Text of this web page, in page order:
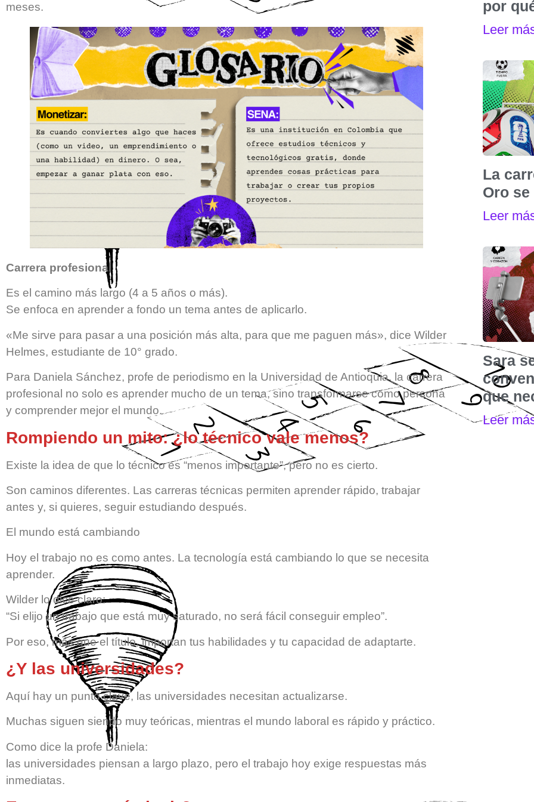
meses.
Carrera profesional
Es el camino más largo (4 a 5 años o más).
Se enfoca en aprender a fondo un tema antes de aplicarlo.
«Me sirve para pasar a una posición más alta, para que me paguen más», dice Wilder
Helmes, estudiante de 10° grado.
Para Daniela Sánchez, profe de periodismo en la Universidad de Antioquia, la carrera
profesional no solo es aprender mucho de un tema, sino transformarse como persona
y comprender mejor el mundo.
Rompiendo un mito: ¿lo técnico vale menos?
Existe la idea de que lo técnico es “menos importante”, pero no es cierto.
Son caminos diferentes. Las carreras técnicas permiten aprender rápido, trabajar
antes y, si quieres, seguir estudiando después.
El mundo está cambiando
Hoy el trabajo no es como antes. La tecnología está cambiando lo que se necesita
aprender.
Wilder lo dice claro:
“Si elijo un trabajo que está muy saturado, no será fácil conseguir empleo”.
Por eso, más que el título, importan tus habilidades y tu capacidad de adaptarte.
¿Y las universidades?
Aquí hay un punto clave, las universidades necesitan actualizarse.
Muchas siguen siendo muy teóricas, mientras el mundo laboral es rápido y práctico.
Como dice la profe Daniela:
las universidades piensan a largo plazo, pero el trabajo hoy exige respuestas más
inmediatas.
por
Leer
La
Oro
Leer
Sara
que
Leer